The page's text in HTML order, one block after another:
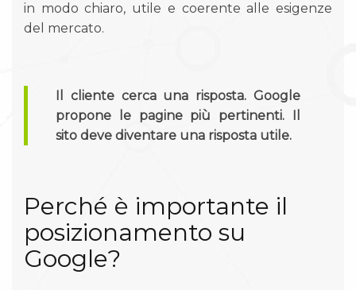
in modo chiaro, utile e coerente alle esigenze
del mercato.
Il cliente cerca una risposta. Google
propone le pagine più pertinenti. Il
sito deve diventare una risposta utile.
Perché è importante il
posizionamento su
Google?